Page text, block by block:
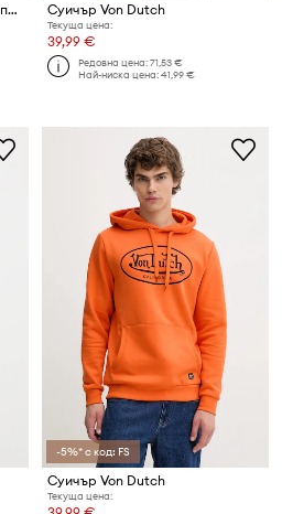
Von Dutch тениска дамска от памук Суичър Von Dutch
Текуща цена:
39,99 €
Редовна цена:71,53 €
Най-ниска цена:41,99 €
-5%* с код: FS
Суичър Von Dutch
Текуща цена: